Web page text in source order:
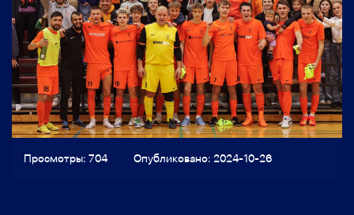
Просмотры: 704 Опубликовано: 2024-10-26